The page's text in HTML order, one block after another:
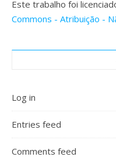
Este trabalho foi
Commons - Atribuição -
Log in
Entries feed
Comments feed